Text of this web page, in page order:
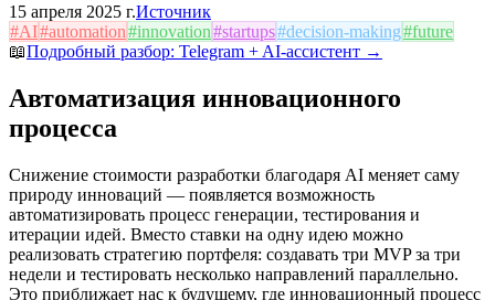
15 апреля 2025 г.Источник
#AI#automation#innovation#startups#decision-making#future
📖Подробный разбор: Telegram + AI-ассистент →
Автоматизация инновационного
процесса
Снижение стоимости разработки благодаря AI меняет саму
природу инноваций — появляется возможность
автоматизировать процесс генерации, тестирования и
итерации идей. Вместо ставки на одну идею можно
реализовать стратегию портфеля: создавать три MVP за три
недели и тестировать несколько направлений параллельно.
Это приближает нас к будущему, где инновационный процесс